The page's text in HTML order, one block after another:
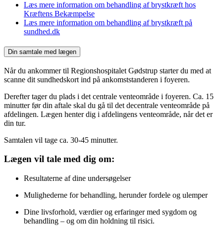
Læs mere information om behandling af brystkræft hos
Kræftens Bekæmpelse
Læs mere information om behandling af brystkræft på
sundhed.dk
Din samtale med lægen
Når du ankommer til Regionshospitalet Gødstrup starter du med at
scanne dit sundhedskort ind på ankomststanderen i foyeren.
Derefter tager du plads i det centrale venteområde i foyeren. Ca. 15
minutter før din aftale skal du gå til det decentrale venteområde på
afdelingen. Lægen henter dig i afdelingens venteområde, når det er
din tur.
Samtalen vil tage ca. 30-45 minutter.
Lægen vil tale med dig om:
Resultaterne af dine undersøgelser
Mulighederne for behandling, herunder fordele og ulemper
Dine livsforhold, værdier og erfaringer med sygdom og
behandling – og om din holdning til risici.